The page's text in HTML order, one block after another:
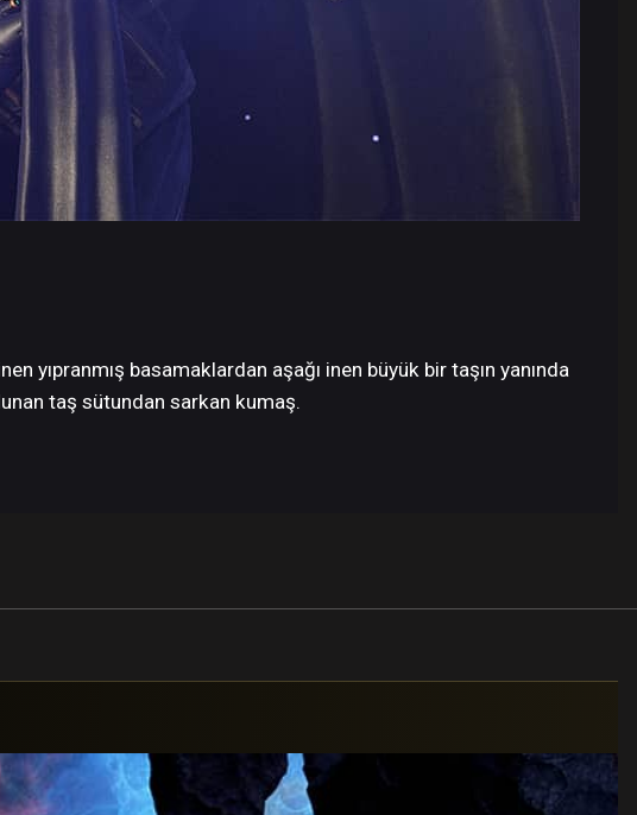
yıpranmış basamaklardan aşağı inen büyük bir taşın yanında
taş sütundan sarkan kumaş.